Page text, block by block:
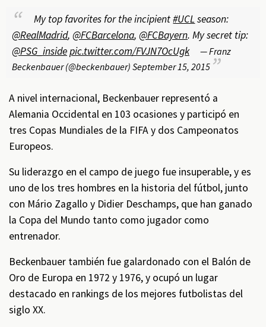
My top favorites for the incipient#UCL season:
@RealMadrid, @FCBarcelona, @FCBayern. My secret tip:
@PSG_insidepic.twitter.com/FVJN7OcUgk
— Franz
Beckenbauer (@beckenbauer) September 15, 2015
A nivel internacional, Beckenbauer representó a
Alemania Occidental en 103 ocasiones y participó en
tres Copas Mundiales de la FIFA y dos Campeonatos
Europeos.
Su liderazgo en el campo de juego fue insuperable, y es
uno de los tres hombres en la historia del fútbol, junto
con Mário Zagallo y Didier Deschamps, que han ganado
la Copa del Mundo tanto como jugador como
entrenador.
Beckenbauer también fue galardonado con el Balón de
Oro de Europa en 1972 y 1976, y ocupó un lugar
destacado en rankings de los mejores futbolistas del
siglo XX.